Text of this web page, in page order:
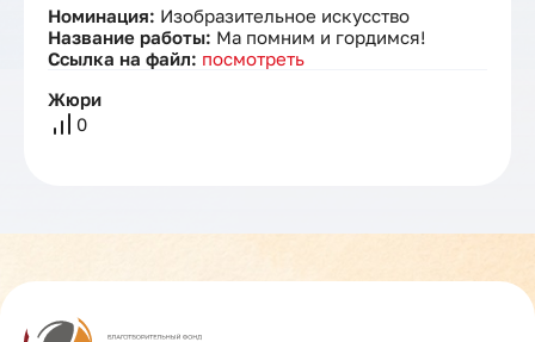
Номинация: Изобразительное искусство
Название работы: Ма помним и гордимся!
Ссылка на файл: посмотреть
Жюри
0